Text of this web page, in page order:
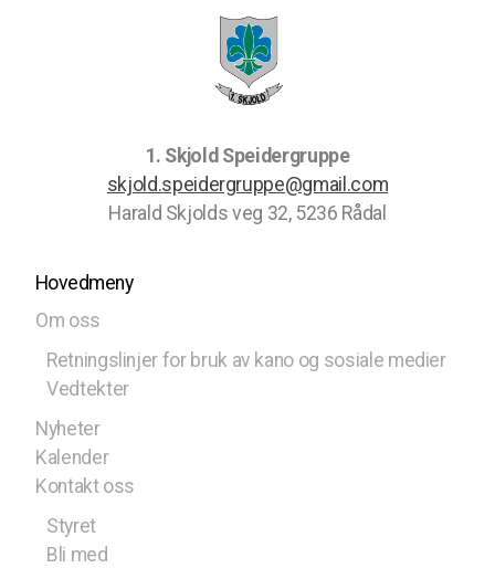
1. Skjold Speidergruppe
skjold.speidergruppe@gmail.com
Harald Skjolds veg 32, 5236 Rådal
Hovedmeny
Om oss
Retningslinjer for bruk av kano og sosiale medier
Vedtekter
Nyheter
Kalender
Kontakt oss
Styret
Bli med